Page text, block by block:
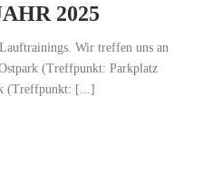
2025
Wir treffen uns an
(Treffpunkt: Parkplatz
(Treffpunkt: [...]